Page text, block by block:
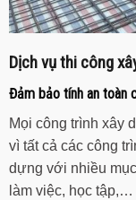
Dịch vụ thi công
Đảm bảo tính an toàn
Mọi công trình xây
vì tất cả các công
dựng với nhiều
làm việc, học